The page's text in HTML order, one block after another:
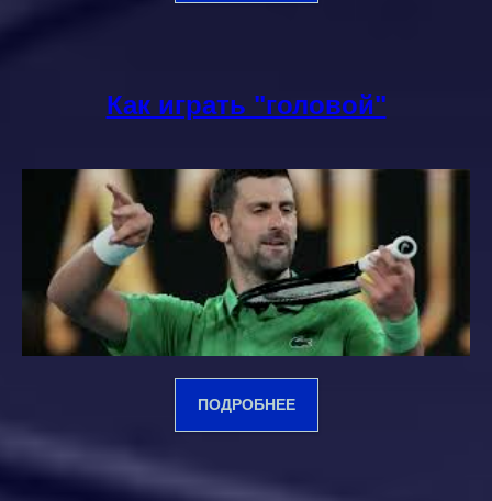
Как играть "головой"
ПОДРОБНЕЕ